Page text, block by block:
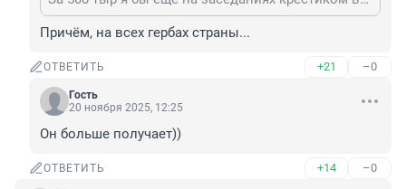
Причём, на всех гербах страны...
ОТВЕТИТЬ +21 –0
Гость
20 ноября 2025, 12:25
Он больше получает))
ОТВЕТИТЬ +14 –0